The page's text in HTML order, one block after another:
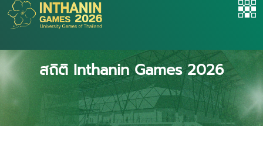
สถิติ Inthanin Games 2026